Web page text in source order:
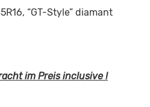
“GT-Style” diamant
im Preis inclusive !